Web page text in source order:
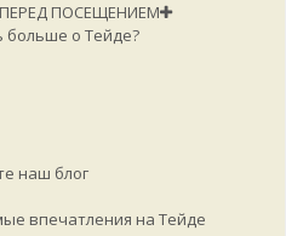
ПОСЕЩЕНИЕМ
больше о Тейде?
наш блог
впечатления на Тейде